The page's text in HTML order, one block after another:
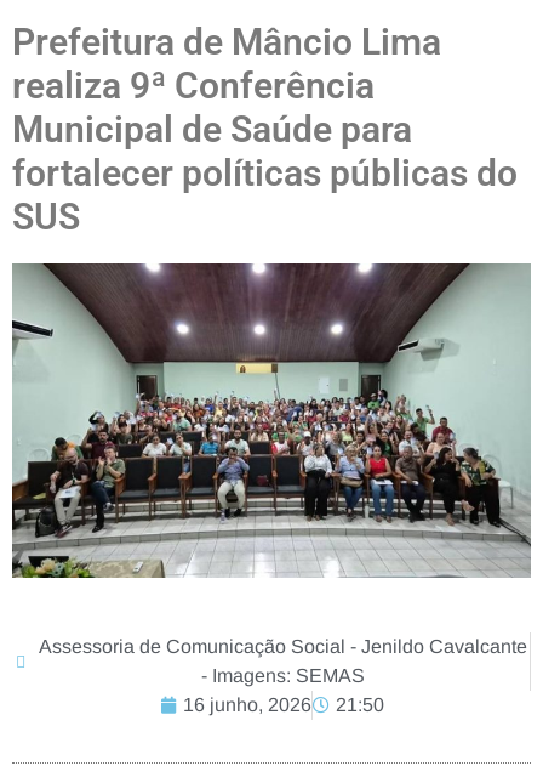
Prefeitura de Mâncio Lima
realiza 9ª Conferência
Municipal de Saúde para
fortalecer políticas públicas do
SUS
Assessoria de Comunicação Social - Jenildo Cavalcante
- Imagens: SEMAS
16 junho, 2026
21:50